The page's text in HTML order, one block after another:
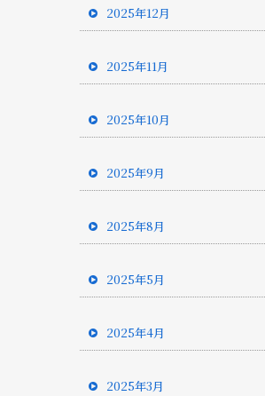
2025年12月
2025年11月
2025年10月
2025年9月
2025年8月
2025年5月
2025年4月
2025年3月